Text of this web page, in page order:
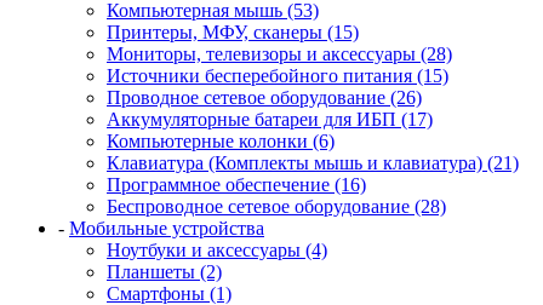
Компьютерная мышь (53)
Принтеры, МФУ, сканеры (15)
Мониторы, телевизоры и аксессуары (28)
Источники бесперебойного питания (15)
Проводное сетевое оборудование (26)
Аккумуляторные батареи для ИБП (17)
Компьютерные колонки (6)
Клавиатура (Комплекты мышь и клавиатура) (21)
Программное обеспечение (16)
Беспроводное сетевое оборудование (28)
- Мобильные устройства
Ноутбуки и аксессуары (4)
Планшеты (2)
Смартфоны (1)